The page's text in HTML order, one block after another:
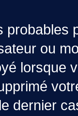
probables
ou
lorsque
dernier